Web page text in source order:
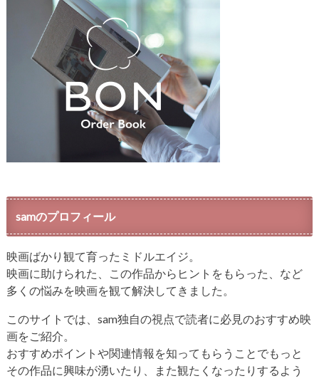
samのプロフィール
映画ばかり観て育ったミドルエイジ。
映画に助けられた、この作品からヒントをもらった、など
多くの悩みを映画を観て解決してきました。
このサイトでは、sam独自の視点で読者に必見のおすすめ映
画をご紹介。
おすすめポイントや関連情報を知ってもらうことでもっと
その作品に興味が湧いたり、また観たくなったりするよう